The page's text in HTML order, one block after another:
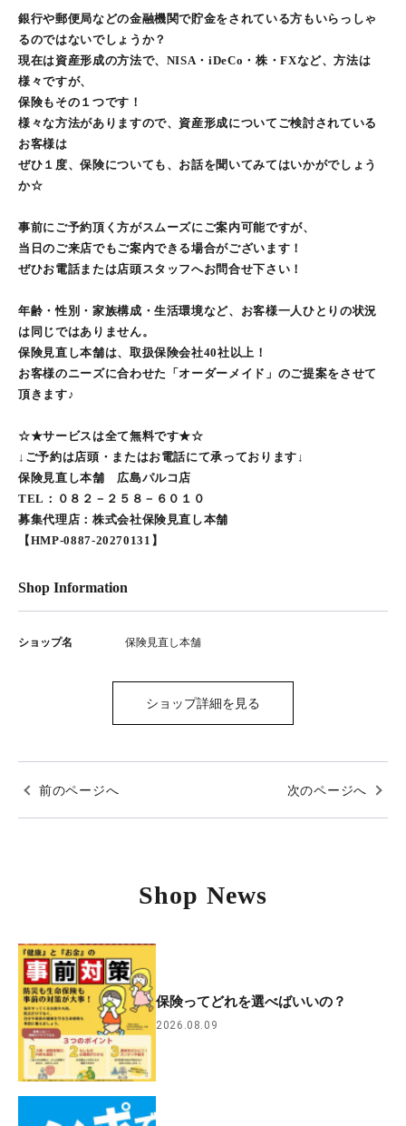
銀行や郵便局などの金融機関で貯金をされている方もいらっしゃ
るのではないでしょうか？
現在は資産形成の方法で、NISA・iDeCo・株・FXなど、方法は
様々ですが、
保険もその１つです！
様々な方法がありますので、資産形成についてご検討されている
お客様は
ぜひ１度、保険についても、お話を聞いてみてはいかがでしょう
か☆
事前にご予約頂く方がスムーズにご案内可能ですが、
当日のご来店でもご案内できる場合がございます！
ぜひお電話または店頭スタッフへお問合せ下さい！
年齢・性別・家族構成・生活環境など、お客様一人ひとりの状況
は同じではありません。
保険見直し本舗は、取扱保険会社40社以上！
お客様のニーズに合わせた「オーダーメイド」のご提案をさせて
頂きます♪
☆★サービスは全て無料です★☆
↓ご予約は店頭・またはお電話にて承っております↓
保険見直し本舗 広島パルコ店
TEL：０８２－２５８－６０１０
募集代理店：株式会社保険見直し本舗
【HMP-0887-20270131】
Shop Information
ショップ名 保険見直し本舗
ショップ詳細を見る
前のページへ 次のページへ
Shop News
保険ってどれを選べばいいの？
2026.08.09